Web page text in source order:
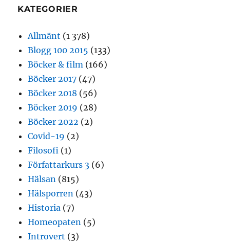
KATEGORIER
Allmänt (1 378)
Blogg 100 2015 (133)
Böcker & film (166)
Böcker 2017 (47)
Böcker 2018 (56)
Böcker 2019 (28)
Böcker 2022 (2)
Covid-19 (2)
Filosofi (1)
Författarkurs 3 (6)
Hälsan (815)
Hälsporren (43)
Historia (7)
Homeopaten (5)
Introvert (3)